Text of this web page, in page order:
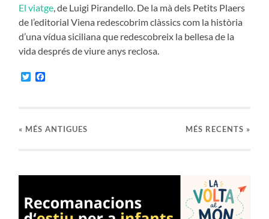
El viatge, de Luigi Pirandello. De la mà dels Petits Plaers
de l’editorial Viena redescobrim clàssics com la història
d’una vídua siciliana que redescobreix la bellesa de la
vida després de viure anys reclosa.
Twitter
« MÉS ANTIGUES MÉS RECENTS »